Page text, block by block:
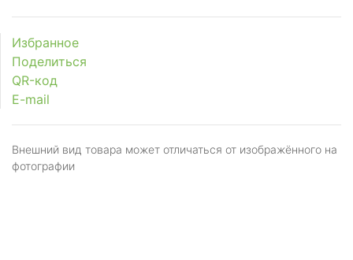
Избранное
Поделиться
QR-код
E-mail
Внешний вид товара может отличаться от изображённого на
фотографии